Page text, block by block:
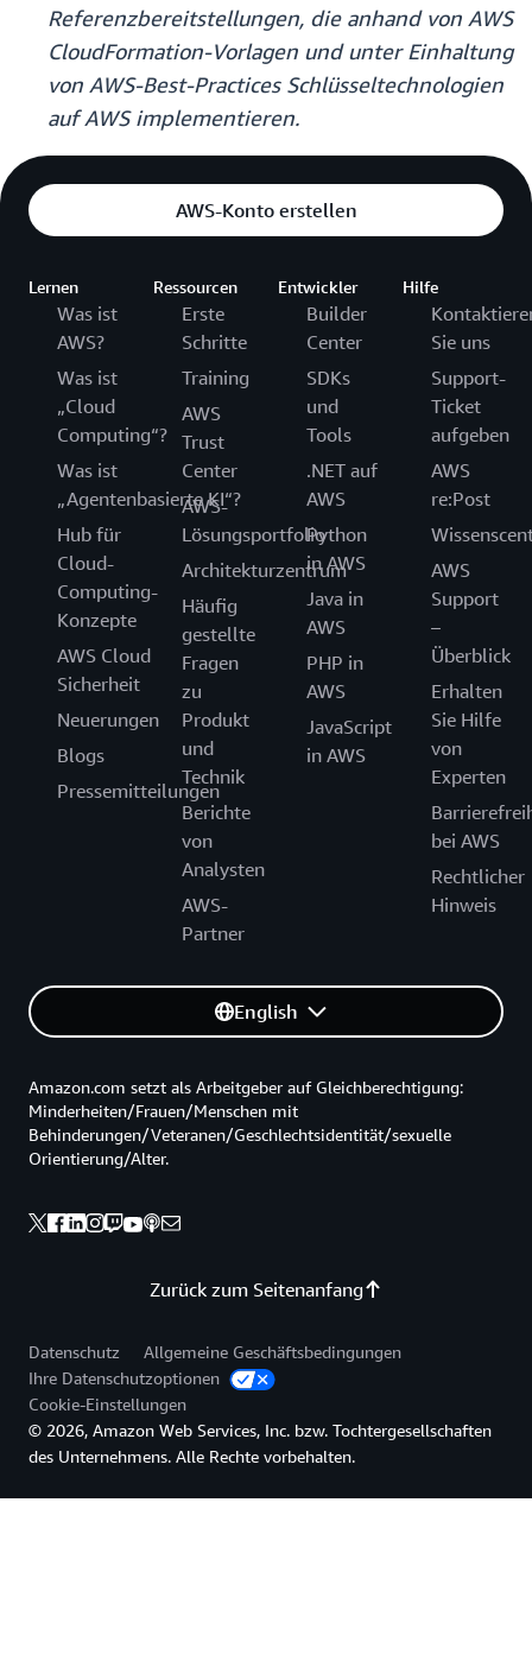
Referenzbereitstellungen, die anhand von AWS
CloudFormation-Vorlagen und unter Einhaltung
von AWS-Best-Practices Schlüsseltechnologien
auf AWS implementieren.
AWS-Konto erstellen
Lernen
Was ist
AWS?
Was ist
„Cloud
Computing“?
Was ist
„Agentenbasierte KI“?
Hub für
Cloud-
Computing-
Konzepte
AWS Cloud
Sicherheit
Neuerungen
Blogs
Pressemitteilungen
Ressourcen
Erste
Schritte
Training
AWS
Trust
Center
AWS-
Lösungsportfolio
Architekturzentrum
Häufig
gestellte
Fragen
zu
Produkt
und
Technik
Berichte
von
Analysten
AWS-
Partner
Entwickler
Builder
Center
SDKs
und
Tools
.NET auf
AWS
Python
in AWS
Java in
AWS
PHP in
AWS
JavaScript
in AWS
Hilfe
Sie uns
Support-
Ticket
aufgeben
AWS
re:Post
AWS
Support
–
Überblick
Erhalten
Sie Hilfe
von
Experten
bei AWS
Rechtlicher
Hinweis
English
Zurück zum Seitenanfang
Amazon.com setzt als Arbeitgeber auf Gleichberechtigung:
Minderheiten/Frauen/Menschen mit
Behinderungen/Veteranen/Geschlechtsidentität/sexuelle
Orientierung/Alter.
Datenschutz
Allgemeine Geschäftsbedingungen
Ihre Datenschutzoptionen
Cookie-Einstellungen
© 2026, Amazon Web Services, Inc. bzw. Tochtergesellschaften
des Unternehmens. Alle Rechte vorbehalten.